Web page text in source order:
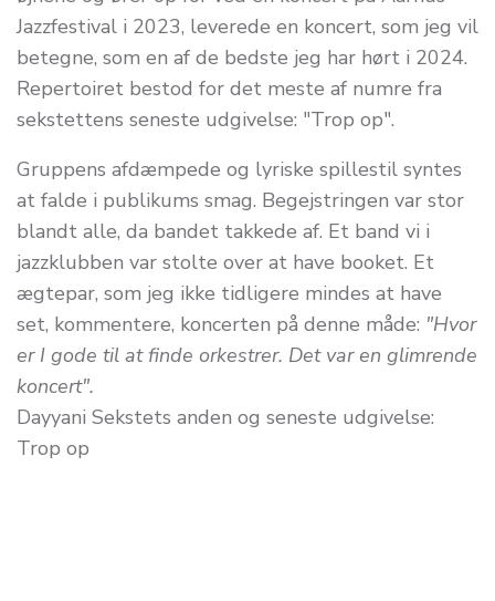
Jazzfestival i 2023, leverede en koncert, som jeg vil
betegne, som en af de bedste jeg har hørt i 2024.
Repertoiret bestod for det meste af numre fra
sekstettens seneste udgivelse: "Trop op".
Gruppens afdæmpede og lyriske spillestil syntes
at falde i publikums smag. Begejstringen var stor
blandt alle, da bandet takkede af. Et band vi i
jazzklubben var stolte over at have booket. Et
ægtepar, som jeg ikke tidligere mindes at have
set, kommentere, koncerten på denne måde: "Hvor
er I gode til at finde orkestrer. Det var en glimrende
koncert".
Dayyani Sekstets anden og seneste udgivelse:
Trop op